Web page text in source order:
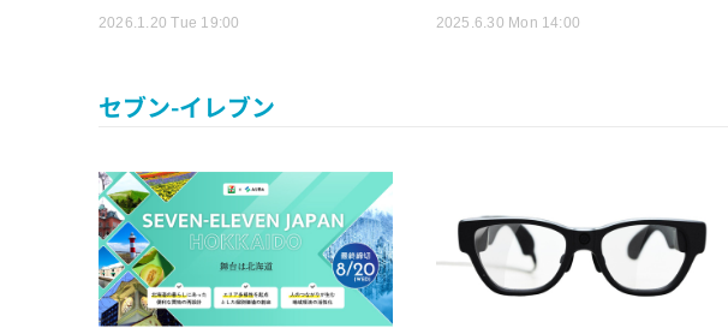
2026.1.20 Tue 19:00 2025.6.30 Mon 14:00
セブン-イレブン